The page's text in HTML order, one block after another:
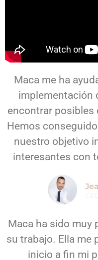
Maca me ha
implementación
encontrar posibles
Hemos
nuestro objetivo
interesantes con
Maca ha sido muy
su trabajo. Ella me
inicio a fin mi